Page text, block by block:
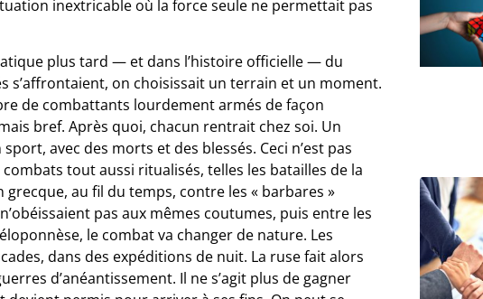
inextricable où la force seule ne permettait pas
plus tard — et dans l’histoire officielle — du
s’affrontaient, on choisissait un terrain et un moment.
de combattants lourdement armés de façon
bref. Après quoi, chacun rentrait chez soi. Un
avec des morts et des blessés. Ceci n’est pas
tout aussi ritualisés, telles les batailles de la
au fil du temps, contre les « barbares »
pas aux mêmes coutumes, puis entre les
le combat va changer de nature. Les
dans des expéditions de nuit. La ruse fait alors
d’anéantissement. Il ne s’agit plus de gagner